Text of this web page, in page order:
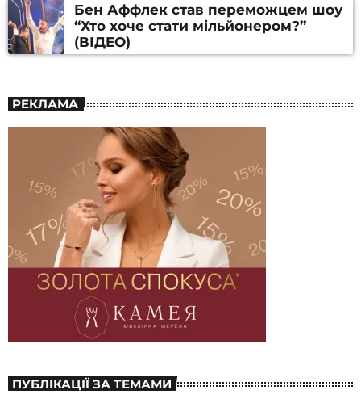
Бен Аффлек став переможцем шоу
“Хто хоче стати мільйонером?”
(ВІДЕО)
РЕКЛАМА
ПУБЛІКАЦІЇ ЗА ТЕМАМИ